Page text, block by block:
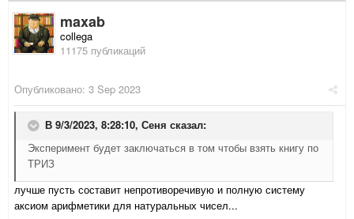
maxab
collega
11175 публикаций
Опубликовано: 3 Sep 2023
В 9/3/2023, 8:28:10, Сеня сказал:
Эксперимент будет заключаться в том чтобы взять книгу по
ТРИЗ
лучше пусть составит непротиворечивую и полную систему
аксиом арифметики для натуральных чисел...